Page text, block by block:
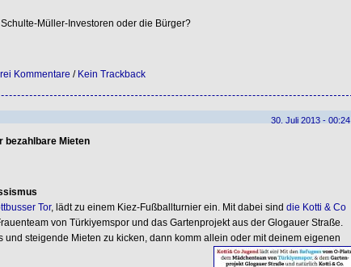
Müller-Investoren oder die Bürger?
Kommentare / Kein Trackback
30. Juli 2013 - 00:24
bezahlbare Mieten
Tor, lädt zu einem Kiez-Fußballturnier ein. Mit dabei sind die Kotti & Co
von Türkiyemspor und das Gartenprojekt aus der Glogauer Straße.
und steigende Mieten zu kicken, dann komm allein oder mit deinem eigenen